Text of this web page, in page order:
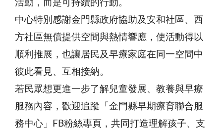
活動，而是可持續的行動。
中心特別感謝金門縣政府協助及安和社區、西
方社區無償提供空間與熱情響應，使活動得以
順利推展，也讓居民及早療家庭在同一空間中
彼此看見、互相接納。
若民眾想更進一步了解兒童發展、教養與早療
服務內容，歡迎追蹤「金門縣早期療育聯合服
務中心」FB粉絲專頁，共同打造理解孩子、支